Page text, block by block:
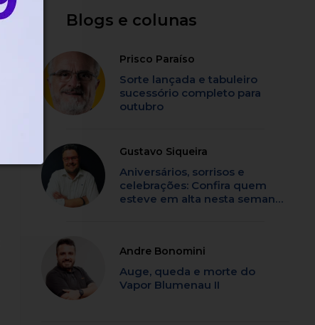
Blogs e colunas
Prisco Paraíso
Sorte lançada e tabuleiro
sucessório completo para
outubro
Gustavo Siqueira
Aniversários, sorrisos e
celebrações: Confira quem
esteve em alta nesta semana
Andre Bonomini
Auge, queda e morte do
Vapor Blumenau II